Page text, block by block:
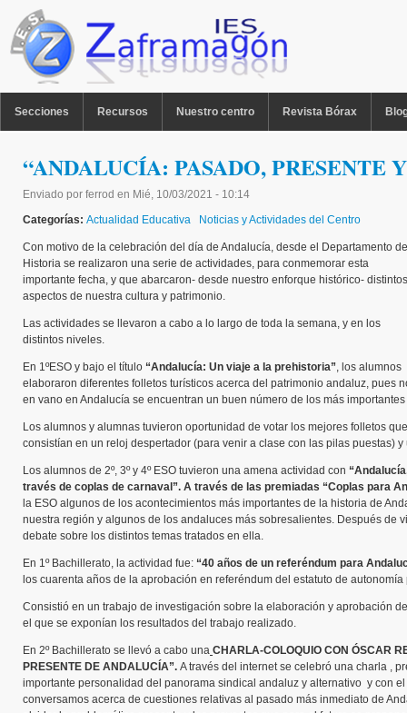
Pasar al contenido principal
Secciones Recursos Nuestro centro Revista Bórax
“ANDALUCÍA: PASADO, PRESENTE
Enviado por ferrod en Mié, 10/03/2021 - 10:14
Categorías: Actualidad Educativa Noticias y Actividades del Centro
Con motivo de la celebración del día de Andalucía, desde el Departamento de
Historia se realizaron una serie de actividades, para conmemorar esta
importante fecha, y que abarcaron- desde nuestro enforque histórico- distintos
aspectos de nuestra cultura y patrimonio.
Las actividades se llevaron a cabo a lo largo de toda la semana, y en los
distintos niveles.
En 1ºESO y bajo el título “Andalucía: Un viaje a la prehistoria”, los alumnos
elaboraron diferentes folletos turísticos acerca del patrimonio andaluz, pues
en vano en Andalucía se encuentran un buen número de los más
Los alumnos y alumnas tuvieron oportunidad de votar los mejores folletos
consistían en un reloj despertador (para venir a clase con las pilas puestas)
Los alumnos de 2º, 3º y 4º ESO tuvieron una amena actividad con
través de coplas de carnaval”. A través de las premiadas “Coplas para
la ESO algunos de los acontecimientos más importantes de la historia de
nuestra región y algunos de los andaluces más sobresalientes. Después de
debate sobre los distintos temas tratados en ella.
En 1º Bachillerato, la actividad fue: “40 años de un referéndum para
los cuarenta años de la aprobación en referéndum del estatuto de autonomía
Consistió en un trabajo de investigación sobre la elaboración y aprobación
el que se exponían los resultados del trabajo realizado.
En 2º Bachillerato se llevó a cabo una CHARLA-COLOQUIO CON ÓSCAR
PRESENTE DE ANDALUCÍA”. A través del internet se celebró una charla ,
importante personalidad del panorama sindical andaluz y alternativo y con
conversamos acerca de cuestiones relativas al pasado más inmediato de